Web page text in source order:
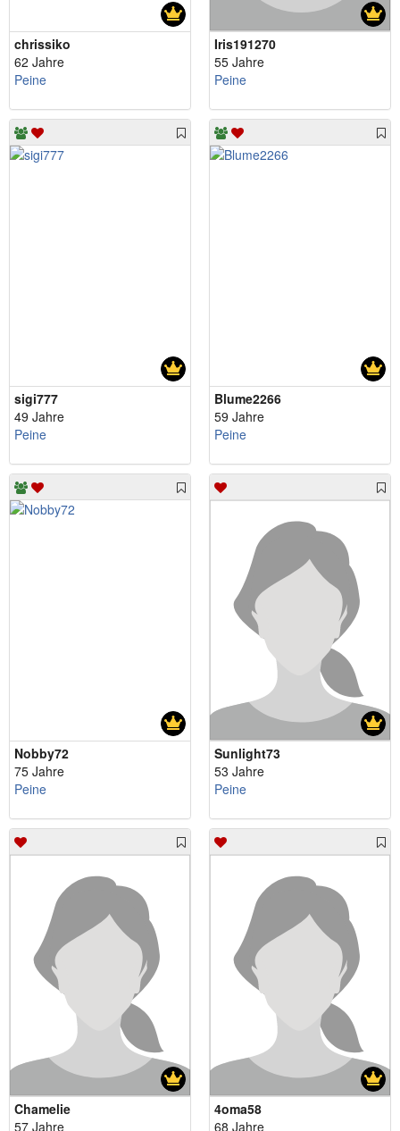
chrissiko
62 Jahre
Peine
Iris191270
55 Jahre
Peine
sigi777
49 Jahre
Peine
Blume2266
59 Jahre
Peine
Nobby72
75 Jahre
Peine
Sunlight73
53 Jahre
Peine
Chamelie
57 Jahre
4oma58
68 Jahre